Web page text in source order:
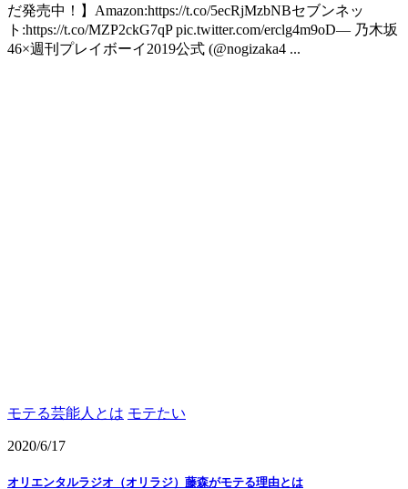
だ発売中！】Amazon:https://t.co/5ecRjMzbNBセブンネッ
ト:https://t.co/MZP2ckG7qP pic.twitter.com/erclg4m9oD— 乃木坂
46×週刊プレイボーイ2019公式 (@nogizaka4 ...
モテる芸能人とは モテたい
2020/6/17
オリエンタルラジオ（オリラジ）藤森がモテる理由とは